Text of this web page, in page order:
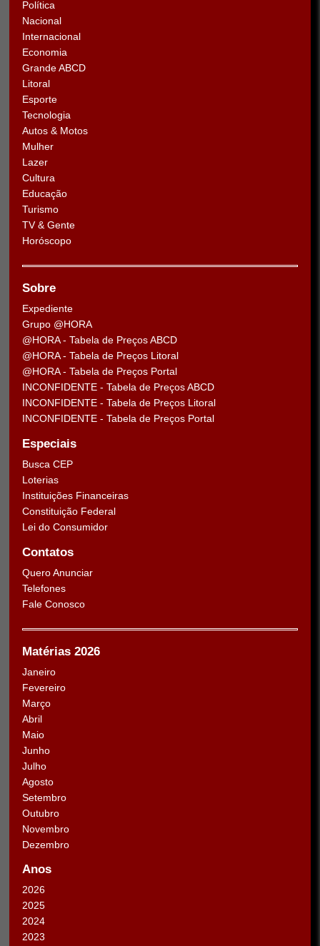
Política
Nacional
Internacional
Economia
Grande ABCD
Litoral
Esporte
Tecnologia
Autos & Motos
Mulher
Lazer
Cultura
Educação
Turismo
TV & Gente
Horóscopo
Sobre
Expediente
Grupo @HORA
@HORA - Tabela de Preços ABCD
@HORA - Tabela de Preços Litoral
@HORA - Tabela de Preços Portal
INCONFIDENTE - Tabela de Preços ABCD
INCONFIDENTE - Tabela de Preços Litoral
INCONFIDENTE - Tabela de Preços Portal
Especiais
Busca CEP
Loterias
Instituições Financeiras
Constituição Federal
Lei do Consumidor
Contatos
Quero Anunciar
Telefones
Fale Conosco
Matérias 2026
Janeiro
Fevereiro
Março
Abril
Maio
Junho
Julho
Agosto
Setembro
Outubro
Novembro
Dezembro
Anos
2026
2025
2024
2023